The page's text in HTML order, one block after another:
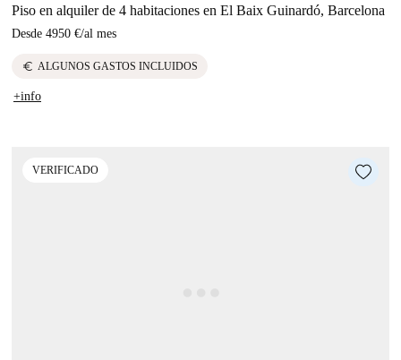
Piso en alquiler de 4 habitaciones en El Baix Guinardó, Barcelona
Desde 4950 €/al mes
euro ALGUNOS GASTOS INCLUIDOS
+info
VERIFICADO